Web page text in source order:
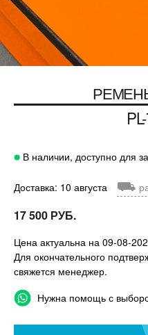
В наличии, доступно для
Доставка: 10 августа ⛟
17 500 РУБ.
Цена актуальна на 09-08-
Для окончательного
свяжется менеджер.
Нужна помощь с